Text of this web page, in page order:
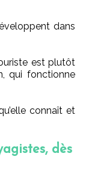
dans
est plutôt
qui fonctionne
connaît et
dès